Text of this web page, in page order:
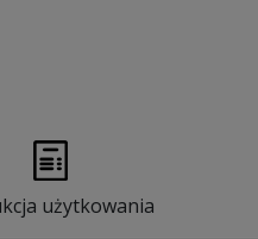
użytkowania